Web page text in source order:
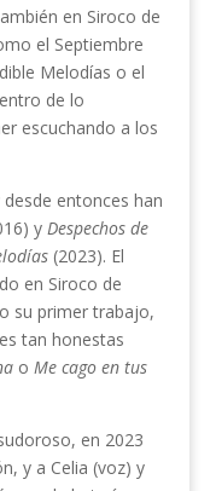
en Siroco de
el Septiembre
Melodías o el
de lo
escuchando a los
entonces han
y Despechos de
(2023). El
en Siroco de
su primer trabajo,
tan honestas
o Me cago en tus
en 2023
y a Celia (voz) y